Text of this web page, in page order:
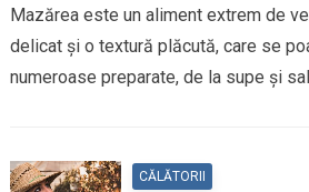
Mazărea este un aliment extrem de
delicat și o textură plăcută, care se
numeroase preparate, de la supe și
CĂLĂTORII